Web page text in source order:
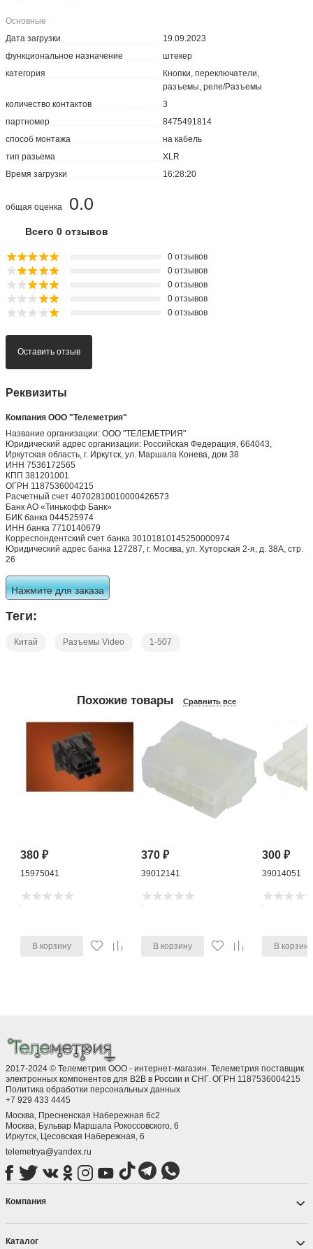
Основные
Дата загрузки
19.09.2023
функциональное назначение
штекер
категория
Кнопки, переключатели,
разъемы, реле/Разъемы
количество контактов
3
партномер
8475491814
способ монтажа
на кабель
тип разьема
XLR
Время загрузки
16:28:20
0.0
общая оценка
Всего 0 отзывов
0 отзывов
0 отзывов
0 отзывов
0 отзывов
0 отзывов
Оставить отзыв
Реквизиты
Компания ООО "Телеметрия"
Название организации: ООО "ТЕЛЕМЕТРИЯ"
Юридический адрес организации: Российская Федерация, 664043,
Иркутская область, г. Иркутск, ул. Маршала Конева, дом 38
ИНН 7536172565
КПП 381201001
ОГРН 1187536004215
Расчетный счет 40702810010000426573
Банк АО «Тинькофф Банк»
БИК банка 044525974
ИНН банка 7710140679
Корреспондентский счет банка 30101810145250000974
Юридический адрес банка 127287, г. Москва, ул. Хуторская 2-я, д. 38А, стр.
26
Нажмите для заказа
Теги:
Китай Разъемы Video 1-507
Похожие товары Сравнить все
380₽
15975041
В корзину
370₽
39012141
В корзину
300₽
39014051
В корзину
2017-2024 © Телеметрия ООО - интернет-магазин. Телеметрия поставщик
электронных компонентов для B2B в России и СНГ. ОГРН 1187536004215
Политика обработки персональных данных
+7 929 433 4445
Москва, Пресненская Набережная 6с2
Москва, ​Бульвар Маршала Рокоссовского, 6
Иркутск, ​Цесовская Набережная, 6
telemetrya@yandex.ru
Компания
Каталог